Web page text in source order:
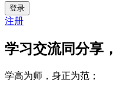
登录
注册
学习交流同分享
学高为师，身正为范；